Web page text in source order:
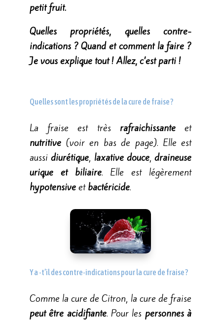
petit fruit.
Quelles propriétés, quelles contre-
indications ? Quand et comment la faire ?
Je vous explique tout ! Allez, c’est parti !
Quelles sont les propriétés de la cure de fraise ?
La fraise est très rafraichissanteet
nutritive(voir en bas de page). Elle est
aussidiurétique, laxative douce,draineuse
urique et biliaire. Elle est légèrement
hypotensiveetbactéricide.
Y a -t’il des contre-indications pour la cure de fraise ?
Comme la cure de Citron, la cure de fraise
peut être acidifiante. Pour les personnes à